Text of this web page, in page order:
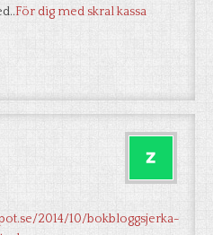
För dig med skral kassa
2014/10/bokbloggsjerka-